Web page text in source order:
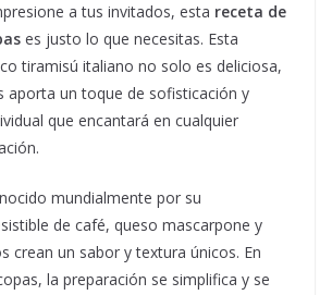
a tus invitados, esta receta de
es justo lo que necesitas. Esta
tiramisú italiano no solo es deliciosa,
aporta un toque de sofisticación y
que encantará en cualquier
mundialmente por su
de café, queso mascarpone y
crean un sabor y textura únicos. En
la preparación se simplifica y se